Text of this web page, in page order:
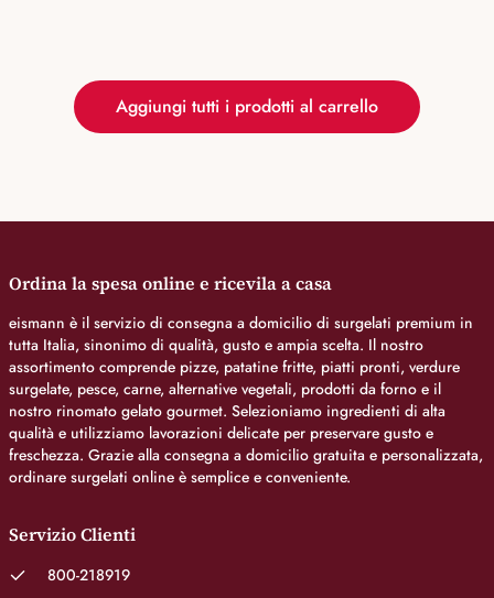
Aggiungi tutti i prodotti al carrello
Ordina la spesa online e ricevila a casa
eismann è il servizio di consegna a domicilio di surgelati premium in
tutta Italia, sinonimo di qualità, gusto e ampia scelta. Il nostro
assortimento comprende pizze, patatine fritte, piatti pronti, verdure
surgelate, pesce, carne, alternative vegetali, prodotti da forno e il
nostro rinomato gelato gourmet. Selezioniamo ingredienti di alta
qualità e utilizziamo lavorazioni delicate per preservare gusto e
freschezza. Grazie alla consegna a domicilio gratuita e personalizzata,
ordinare surgelati online è semplice e conveniente.
Servizio Clienti
800-218919